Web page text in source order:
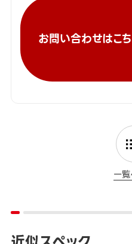
お問い合わせはこ
一